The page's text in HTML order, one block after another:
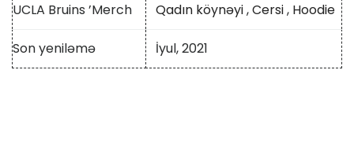
UCLA Bruins ’Merch Qadın köynəyi,Cersi, Hoodie
Son yeniləmə İyul, 2021